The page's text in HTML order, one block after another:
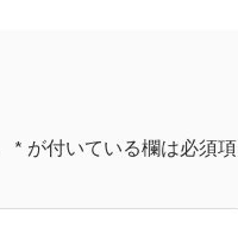
* が付いている欄は必須項